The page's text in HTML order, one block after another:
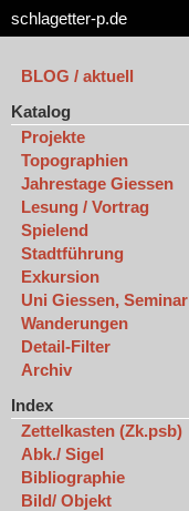
schlagetter-p.de
BLOG / aktuell
Katalog
Projekte
Topographien
Jahrestage Giessen
Lesung / Vortrag
Spielend
Stadtführung
Exkursion
Uni Giessen, Seminar
Wanderungen
Detail-Filter
Archiv
Index
Zettelkasten (Zk.psb)
Abk./ Sigel
Bibliographie
Bild/ Objekt